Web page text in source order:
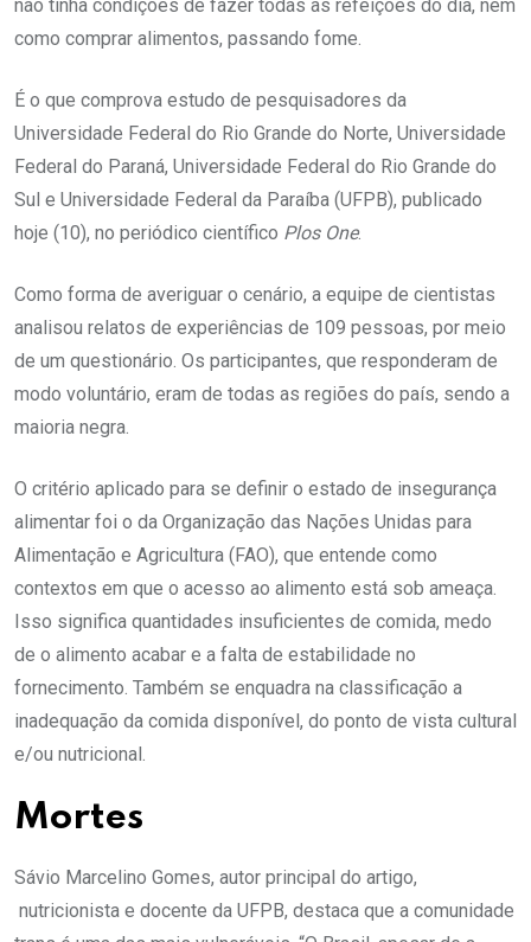
não tinha condições de fazer todas as refeições do dia, nem
como comprar alimentos, passando fome.
É o que comprova estudo de pesquisadores da
Universidade Federal do Rio Grande do Norte, Universidade
Federal do Paraná, Universidade Federal do Rio Grande do
Sul e Universidade Federal da Paraíba (UFPB), publicado
hoje (10), no periódico científico Plos One.
Como forma de averiguar o cenário, a equipe de cientistas
analisou relatos de experiências de 109 pessoas, por meio
de um questionário. Os participantes, que responderam de
modo voluntário, eram de todas as regiões do país, sendo a
maioria negra.
O critério aplicado para se definir o estado de insegurança
alimentar foi o da Organização das Nações Unidas para
Alimentação e Agricultura (FAO), que entende como
contextos em que o acesso ao alimento está sob ameaça.
Isso significa quantidades insuficientes de comida, medo
de o alimento acabar e a falta de estabilidade no
fornecimento. Também se enquadra na classificação a
inadequação da comida disponível, do ponto de vista cultural
e/ou nutricional.
Mortes
Sávio Marcelino Gomes, autor principal do artigo,
nutricionista e docente da UFPB, destaca que a comunidade